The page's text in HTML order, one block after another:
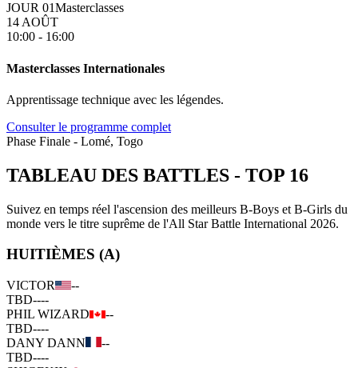
JOUR 01Masterclasses
14 AOÛT
10:00 - 16:00
Masterclasses Internationales
Apprentissage technique avec les légendes.
Consulter le programme complet
Phase Finale - Lomé, Togo
TABLEAU DES BATTLES - TOP 16
Suivez en temps réel l'ascension des meilleurs B-Boys et B-Girls du
monde vers le titre suprême de l'All Star Battle International 2026.
HUITIÈMES (A)
VICTOR
--
TBD----
PHIL WIZARD
--
TBD----
DANY DANN
--
TBD----